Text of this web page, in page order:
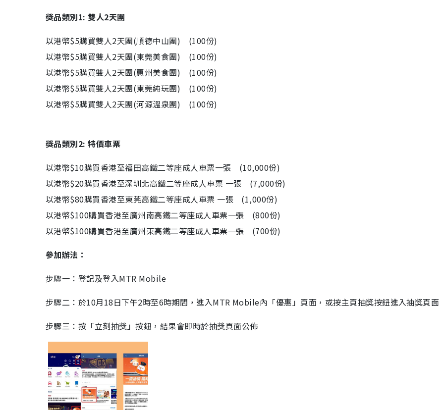
獎品類別1: 雙人2天團
以港幣$5購買雙人2天團(順德中山團) (100份)
以港幣$5購買雙人2天團(東莞美食團) (100份)
以港幣$5購買雙人2天團(惠州美食團) (100份)
以港幣$5購買雙人2天團(東莞純玩團) (100份)
以港幣$5購買雙人2天團(河源溫泉團) (100份)
獎品類別2: 特價車票
以港幣$10購買香港至福田高鐵二等座成人車票一張 (10,000份)
以港幣$20購買香港至深圳北高鐵二等座成人車票 一張 (7,000份)
以港幣$80購買香港至東莞高鐵二等座成人車票 一張 (1,000份)
以港幣$100購買香港至廣州南高鐵二等座成人車票一張 (800份)
以港幣$100購買香港至廣州東高鐵二等座成人車票一張 (700份)
參加辦法：
步驟一：登記及登入MTR Mobile
步驟二：於10月18日下午2時至6時期間，進入MTR Mobile內「優惠」頁面，或按主頁抽獎按鈕進入抽獎頁面
步驟三：按「立刻抽獎」按鈕，結果會即時於抽獎頁面公佈